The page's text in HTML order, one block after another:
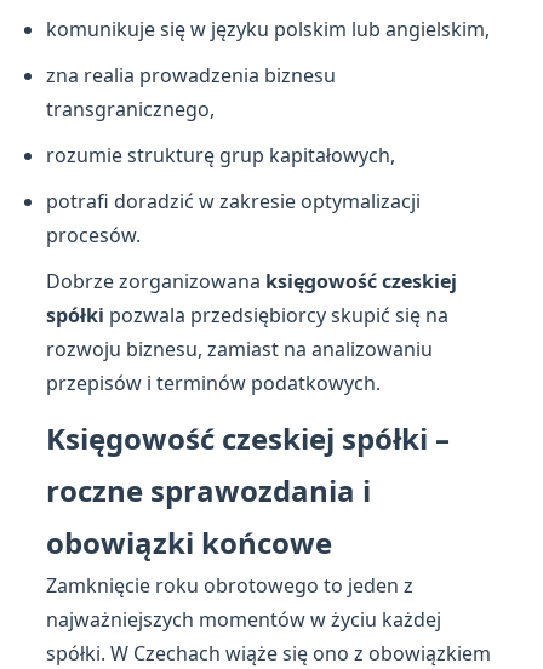
komunikuje się w języku polskim lub angielskim,
zna realia prowadzenia biznesu
transgranicznego,
rozumie strukturę grup kapitałowych,
potrafi doradzić w zakresie optymalizacji
procesów.
Dobrze zorganizowana księgowość czeskiej
spółki pozwala przedsiębiorcy skupić się na
rozwoju biznesu, zamiast na analizowaniu
przepisów i terminów podatkowych.
Księgowość czeskiej spółki –
roczne sprawozdania i
obowiązki końcowe
Zamknięcie roku obrotowego to jeden z
najważniejszych momentów w życiu każdej
spółki. W Czechach wiąże się ono z obowiązkiem